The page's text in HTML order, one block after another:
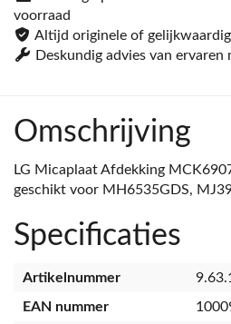
voorraad
Altijd originele of
Deskundig advies van ervaren
Omschrijving
LG Micaplaat Afdekking
geschikt voor MH6535GDS,
Specificaties
Artikelnummer
EAN nummer